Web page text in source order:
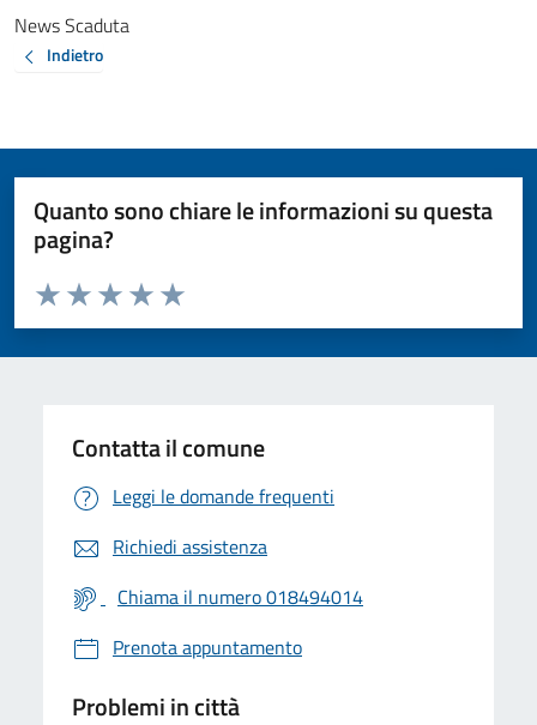
News Scaduta
Indietro
Quanto sono chiare le informazioni su questa
pagina?
Valuta da 1 a 5 stelle la pagina
Valuta 5 stelle su 5
Valuta 4 stelle su 5
Valuta 3 stelle su 5
Valuta 2 stelle su 5
Valuta 1 stelle su 5
Contatta il comune
Leggi le domande frequenti
Richiedi assistenza
Chiama il numero 018494014
Prenota appuntamento
Problemi in città